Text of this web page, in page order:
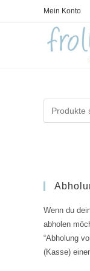
Mein Konto
Wenn du
abholen
“Abholung
(Kasse)